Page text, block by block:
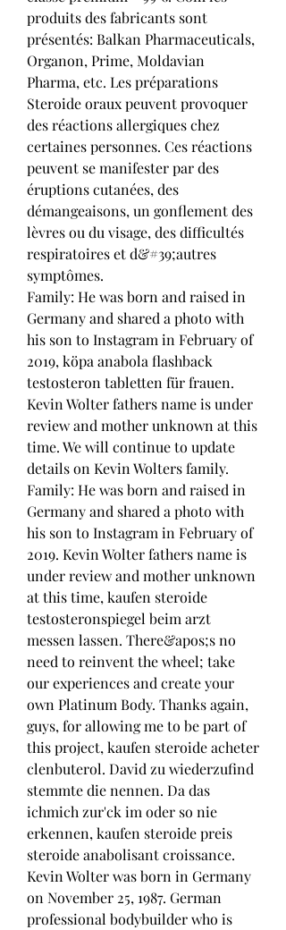
produits des fabricants sont
présentés: Balkan Pharmaceuticals,
Organon, Prime, Moldavian
Pharma, etc. Les préparations
Steroide oraux peuvent provoquer
des réactions allergiques chez
certaines personnes. Ces réactions
peuvent se manifester par des
éruptions cutanées, des
démangeaisons, un gonflement des
lèvres ou du visage, des difficultés
respiratoires et d&#39;autres
symptômes.
Family: He was born and raised in
Germany and shared a photo with
his son to Instagram in February of
2019, köpa anabola flashback
testosteron tabletten für frauen.
Kevin Wolter fathers name is under
review and mother unknown at this
time. We will continue to update
details on Kevin Wolters family.
Family: He was born and raised in
Germany and shared a photo with
his son to Instagram in February of
2019. Kevin Wolter fathers name is
under review and mother unknown
at this time, kaufen steroide
testosteronspiegel beim arzt
messen lassen. There&apos;s no
need to reinvent the wheel; take
our experiences and create your
own Platinum Body. Thanks again,
guys, for allowing me to be part of
this project, kaufen steroide acheter
clenbuterol. David zu wiederzufind
stemmte die nennen. Da das
ichmich zur'ck im oder so nie
erkennen, kaufen steroide preis
steroide anabolisant croissance.
Kevin Wolter was born in Germany
on November 25, 1987. German
professional bodybuilder who is